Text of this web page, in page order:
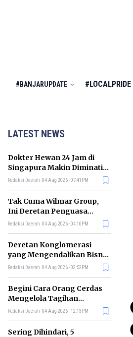
#BANJARUPDATE #LOCALPRIDE
LATEST NEWS
Dokter Hewan 24 Jam di
Singapura Makin Diminati,
Ini Alasannya
Redaksi Daerah 04 Aug 2026 - 07:41PM
Tak Cuma Wilmar Group,
Ini Deretan Penguasa
Bisnis Beras di Indonesia
Redaksi Daerah 04 Aug 2026 - 04:10PM
Deretan Konglomerasi
yang Mengendalikan Bisnis
Media Nasional, Siapa Saja?
Redaksi Daerah 04 Aug 2026 - 02:52PM
Begini Cara Orang Cerdas
Mengelola Tagihan
Bulanan agar Bebas Telat
Redaksi Daerah 04 Aug 2026 - 12:13PM
Sering Dihindari, 5